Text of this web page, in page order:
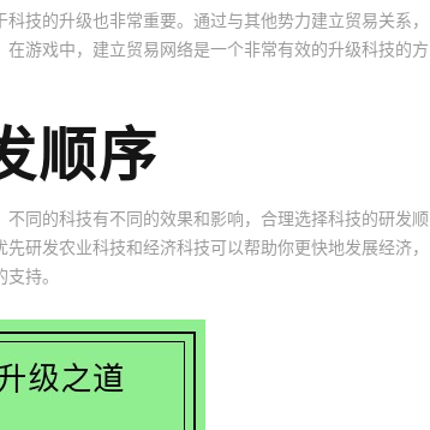
技的升级也非常重要。通过与其他势力建立贸易关系，
游戏中，建立贸易网络是一个非常有效的升级科技的方
顺序
同的科技有不同的效果和影响，合理选择科技的研发顺
研发农业科技和经济科技可以帮助你更快地发展经济，
持。